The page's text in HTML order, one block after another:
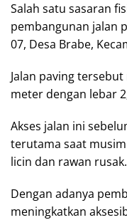
Salah satu sasaran
pembangunan jalan
07, Desa Brabe,
Jalan paving
meter dengan lebar
Akses jalan ini
terutama saat
licin dan rawan rusak.
Dengan adanya
meningkatkan